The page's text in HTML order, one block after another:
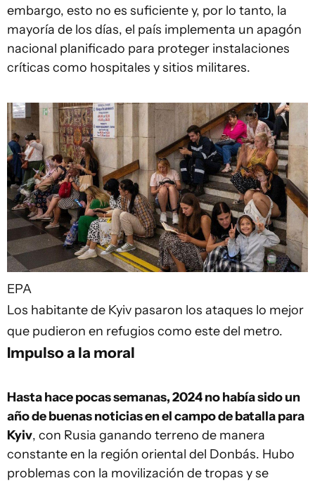
embargo, esto no es suficiente y, por lo tanto, la
mayoría de los días, el país implementa un apagón
nacional planificado para proteger instalaciones
críticas como hospitales y sitios militares.
EPA
Los habitante de Kyiv pasaron los ataques lo mejor
que pudieron en refugios como este del metro.
Impulso a la moral
Hasta hace pocas semanas, 2024 no había sido un
año de buenas noticias en el campo de batalla para
Kyiv, con Rusia ganando terreno de manera
constante en la región oriental del Donbás. Hubo
problemas con la movilización de tropas y se